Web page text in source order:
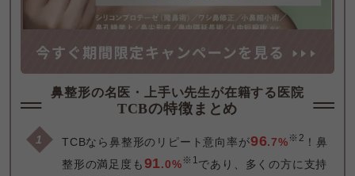
鼻整形の名医・上手い先生が在籍する医院
TCBの特徴まとめ
TCBなら鼻整形のリピート意向率が96.7% ※2 ！鼻
整形の満足度も91.0% ※1であり、多くの方に支持